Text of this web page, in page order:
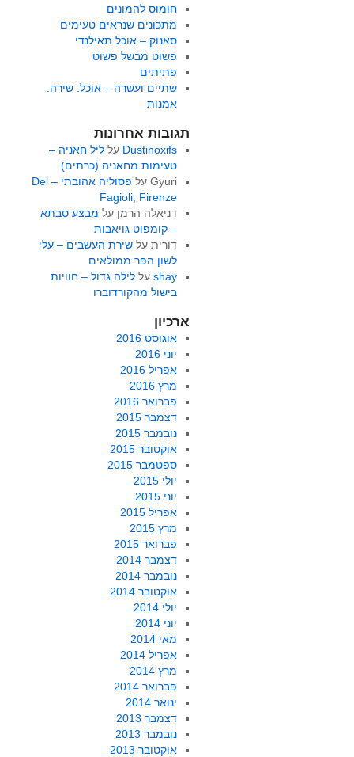
חומוס להמונים
מתכונים שנראים טעימים
סאנוק – אוכל תאילנדי
פשוט מבשל פשוט
פתיתים
שתיים ועשרה – אוכל. שירה.
אמנות
תגובות אחרונות
Dustinoxifs על ליל חאניה –
טעימות מחאניה (כרתים)
Gyuriעל
פסוליה אהובתי – Del
Fagioli, Firenze
דניאלה הרמן על מבצע סבתא
– קומפוט גויאבות
דוריתעל שירת העשבים – עלי
לשון הפר ממולאים
shayעל לילה גדול – חוויות
בישול מהקורדוברו
ארכיון
אוגוסט 2016
יוני 2016
אפריל 2016
מרץ 2016
פברואר 2016
דצמבר 2015
נובמבר 2015
אוקטובר 2015
ספטמבר 2015
יולי 2015
יוני 2015
אפריל 2015
מרץ 2015
פברואר 2015
דצמבר 2014
נובמבר 2014
אוקטובר 2014
יולי 2014
יוני 2014
מאי 2014
אפריל 2014
מרץ 2014
פברואר 2014
ינואר 2014
דצמבר 2013
נובמבר 2013
אוקטובר 2013